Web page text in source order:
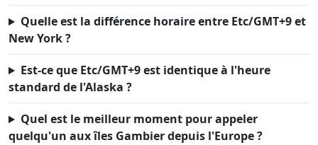
Quelle est la différence horaire entre Etc/GMT+9 et
New York ?
Est-ce que Etc/GMT+9 est identique à l'heure
standard de l'Alaska ?
Quel est le meilleur moment pour appeler
quelqu'un aux îles Gambier depuis l'Europe ?